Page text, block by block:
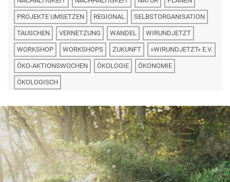
PROJEKTE UMSETZEN REGIONAL SELBSTORGANISATION
TAUSCHEN VERNETZUNG WANDEL WIRUNDJETZT
WORKSHOP WORKSHOPS ZUKUNFT »WIRUNDJETZT« E.V.
ÖKO-AKTIONSWOCHEN ÖKOLOGIE ÖKONOMIE
ÖKOLOGISCH